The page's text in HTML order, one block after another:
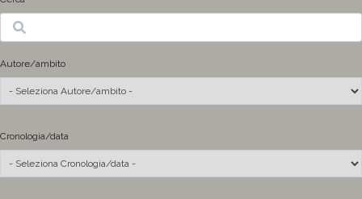
Ricerca
Autore/ambito
Cronologia/data